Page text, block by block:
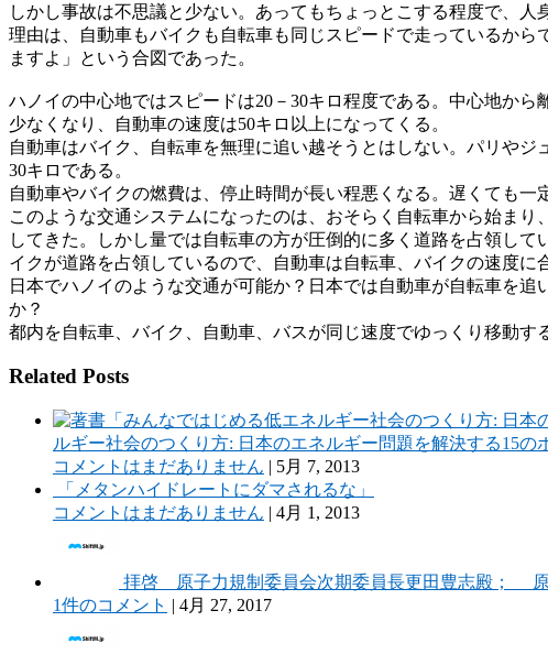
しかし事故は不思議と少ない。あってもちょっとこする程度で、
理由は、自動車もバイクも自転車も同じスピードで走っているか
ますよ」という合図であった。
ハノイの中心地ではスピードは20－30キロ程度である。中心地か
少なくなり、自動車の速度は50キロ以上になってくる。
自動車はバイク、自転車を無理に追い越そうとはしない。パリや
30キロである。
自動車やバイクの燃費は、停止時間が長い程悪くなる。遅くても
このような交通システムになったのは、おそらく自転車から始ま
してきた。しかし量では自転車の方が圧倒的に多く道路を占領し
イクが道路を占領しているので、自動車は自転車、バイクの速度に
日本でハノイのような交通が可能か？日本では自動車が自転車を
か？
都内を自転車、バイク、自動車、バスが同じ速度でゆっくり移動
Related Posts
ルギー社会のつくり方: 日本のエネルギー問題を解決する15
コメントはまだありません | 5月 7, 2013
「メタンハイドレートにダマされるな」
コメントはまだありません | 4月 1, 2013
拝啓 原子力規制委員会次期委員長更田豊志殿； 原
1件のコメント | 4月 27, 2017